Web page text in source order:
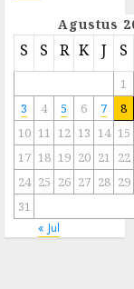
Agustus
S S R K J S
1
3
4 5 6 7
8
10 11 12 13 14 15
17 18 19 20 21 22
24 25 26 27 28 29
31
« Jul